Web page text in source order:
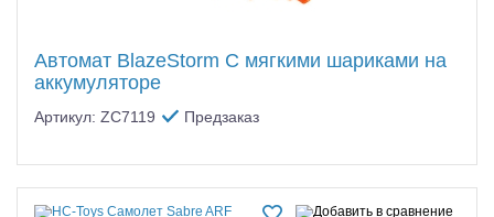
Автомат BlazeStorm С мягкими шариками на
аккумуляторе
Артикул: ZC7119 Предзаказ